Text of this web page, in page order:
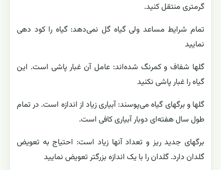
گرمتری منتقل کنید.
تمام شرایط مساعد ولی گیاه گل نمی‌دهد: گیاه را کود دهی
نمایید
گلها شفاف و کمرنگ شده‌اند: عامل آن غبار پاشی است. این
گیاه را غبار پاشی نکنید
گلها و برگهای گیاه می‌پوسند: آبیاری زیاد از اندازه است. در تمام
طول سال هفته‌ای دوبار آبیاری کافی است.
برگهای جدید ریز و تعداد آنها زیاد است: احتیاج به تعویض
گلدان دارد. گلدان را با یک اندازه بزرگتر تعویض نمایید